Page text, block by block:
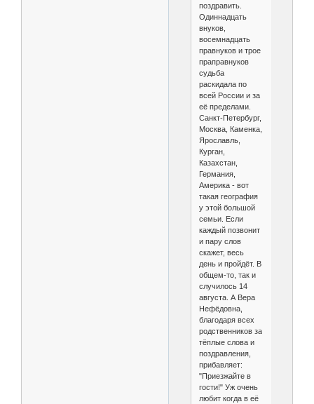
поздравить.
Одиннадцать
внуков,
восемнадцать
правнуков и трое
праправнуков
судьба
раскидала по
всей России и за
её пределами.
Санкт-Петербург,
Москва, Каменка,
Ярославль,
Курган,
Казахстан,
Германия,
Америка - вот
такая география
у этой большой
семьи. Если
каждый позвонит
и пару слов
скажет, весь
день и пройдёт. В
общем-то, так и
случилось 14
августа. А Вера
Нефёдовна,
благодаря всех
родственников за
тёплые слова и
поздравления,
прибавляет:
"Приезжайте в
гости!" Уж очень
любит когда в её